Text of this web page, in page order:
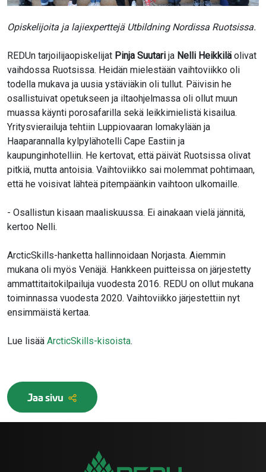
Opiskelijoita ja lajiexperttejä Utbildning Nordissa Ruotsissa.
REDUn tarjoilijaopiskelijat Pinja Suutari ja Nelli Heikkilä olivat
vaihdossa Ruotsissa. Heidän mielestään vaihtoviikko oli
todella mukava ja uusia ystäviäkin oli tullut. Päivisin he
osallistuivat opetukseen ja iltaohjelmassa oli ollut muun
muassa käynti porosafarilla sekä leikkimielistä kisailua.
Yritysvierailuja tehtiin Luppiovaaran lomakylään ja
Haaparannalla kylpylähotelli Cape Eastiin ja
kaupunginhotelliin. He kertovat, että päivät Ruotsissa olivat
pitkiä, mutta antoisia. Vaihtoviikko sai molemmat pohtimaan,
että he voisivat lähteä pitempäänkin vaihtoon ulkomaille.
- Osallistun kisaan maaliskuussa. Ei ainakaan vielä jännitä,
kertoo Nelli.
ArcticSkills-hanketta hallinnoidaan Norjasta. Aiemmin
mukana oli myös Venäjä. Hankkeen puitteissa on järjestetty
ammattitaitokilpailuja vuodesta 2016. REDU on ollut mukana
toiminnassa vuodesta 2020. Vaihtoviikko järjestettiin nyt
ensimmäistä kertaa.
Lue lisää ArcticSkills-kisoista.
Jaa sivu